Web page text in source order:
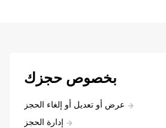
بخصوص حجزك
عرض أو تعديل أو إلغاء الحجز
إدارة الحجز